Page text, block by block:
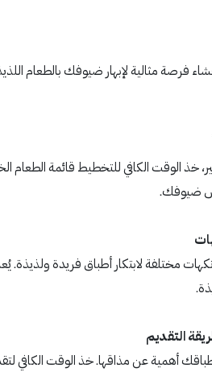
فرصة مثالية لإبهار ضيوفك بالطعام
خذ الوقت الكافي للتخطيط قائمة الطعام
ضيوفك.
مختلفة لابتكار أطباق فريدة ولذيذة.
التقديم
أهمية عن مذاقها. خذ الوقت الكافي